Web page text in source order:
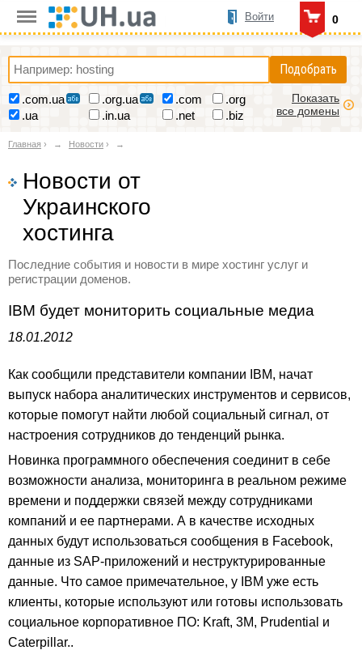
0
Войти
Подобрать
.com.ua .org.ua .com
.org
.ua
.in.ua .net .biz
Показать
все домены
Главная › Новости ›
Новости от
Украинского
хостинга
Последние события и новости в мире хостинг услуг и
регистрации доменов.
IBM будет мониторить социальные медиа
18.01.2012
Как сообщили представители компании IBM, начат
выпуск набора аналитических инструментов и сервисов,
которые помогут найти любой социальный сигнал, от
настроения сотрудников до тенденций рынка.
Новинка программного обеспечения соединит в себе
возможности анализа, мониторинга в реальном режиме
времени и поддержки связей между сотрудниками
компаний и ее партнерами. А в качестве исходных
данных будут использоваться сообщения в Facebook,
данные из SAP-приложений и неструктурированные
данные. Что самое примечательное, у IBM уже есть
клиенты, которые используют или готовы использовать
социальное корпоративное ПО: Kraft, 3M, Prudential и
Caterpillar..